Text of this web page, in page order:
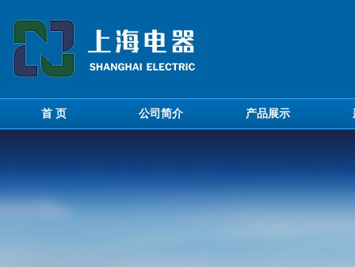
首 页 公司简介 产品展示